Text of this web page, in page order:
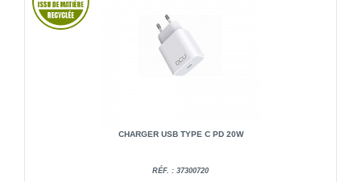
CHARGER USB TYPE C PD 20W
RÉF. : 37300720